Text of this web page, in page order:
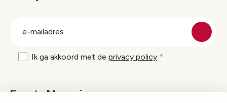
Ik ga akkoord met de privacy policy
Events Magazine